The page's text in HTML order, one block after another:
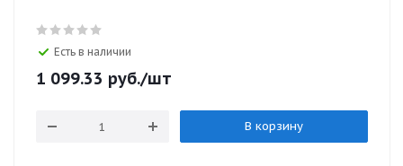
Есть в наличии
1 099.33 руб./шт
В корзину